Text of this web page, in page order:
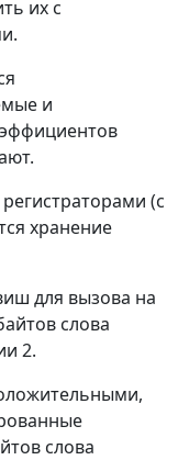
их с
и
(с
хранение
для вызова на
слова
2.
слова